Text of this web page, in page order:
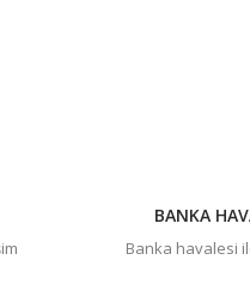
BANKA
Banka havalesi